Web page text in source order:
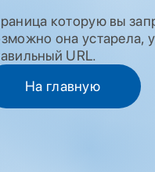
которую вы
она устарела,
URL.
На главную